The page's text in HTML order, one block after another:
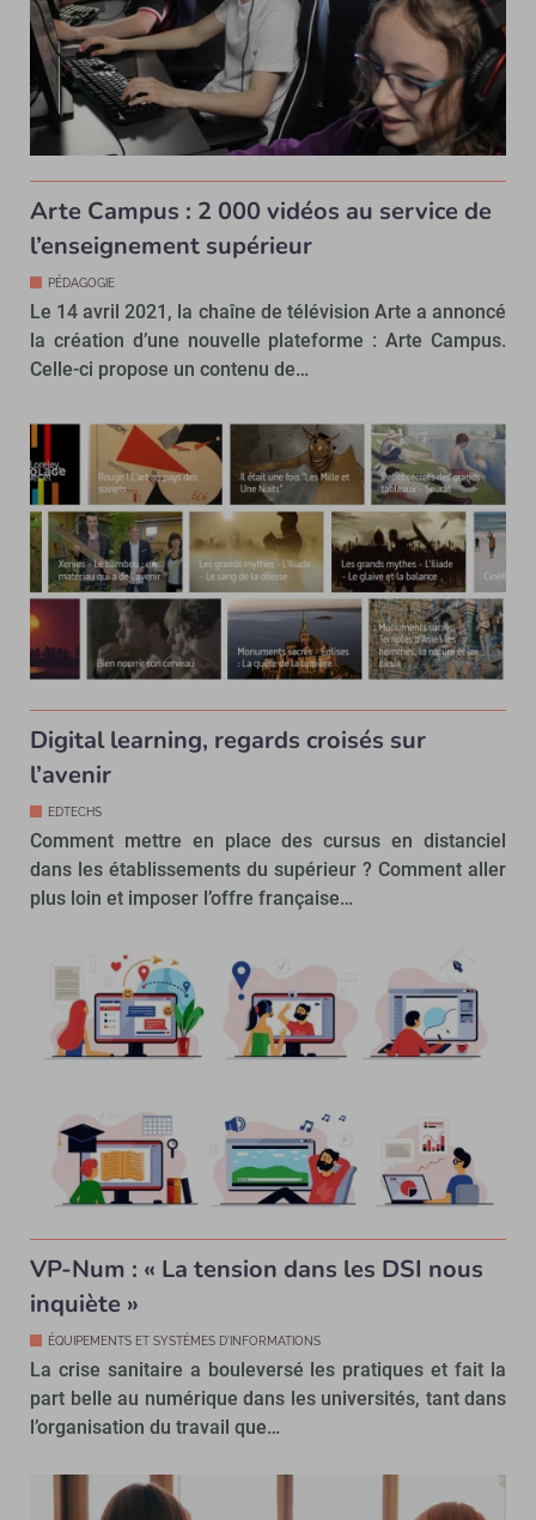
Arte Campus : 2 000 vidéos au service de
l’enseignement supérieur
PÉDAGOGIE
Le 14 avril 2021, la chaîne de télévision Arte a annoncé
la création d’une nouvelle plateforme : Arte Campus.
Celle-ci propose un contenu de…
Digital learning, regards croisés sur
l’avenir
EDTECHS
Comment mettre en place des cursus en distanciel
dans les établissements du supérieur ? Comment aller
plus loin et imposer l’offre française…
VP-Num : « La tension dans les DSI nous
inquiète »
ÉQUIPEMENTS ET SYSTÈMES D'INFORMATIONS
La crise sanitaire a bouleversé les pratiques et fait la
part belle au numérique dans les universités, tant dans
l’organisation du travail que…